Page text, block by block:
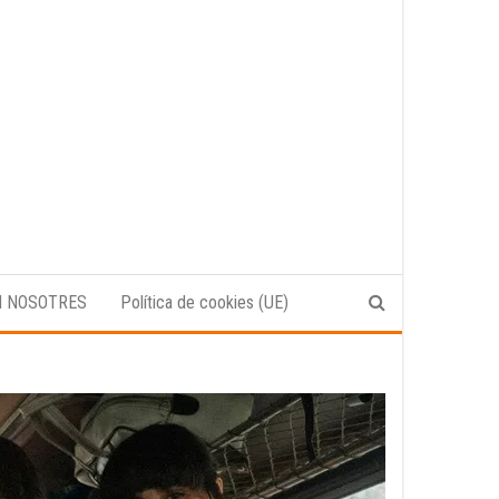
NOSOTRES Política de cookies (UE)